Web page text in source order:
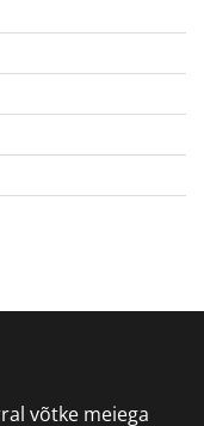
võtke meiega